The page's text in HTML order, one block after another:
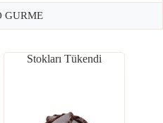
GURME
Stokları Tükendi